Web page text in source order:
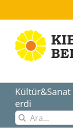
Kültür&Sanat
erdi
Ara: